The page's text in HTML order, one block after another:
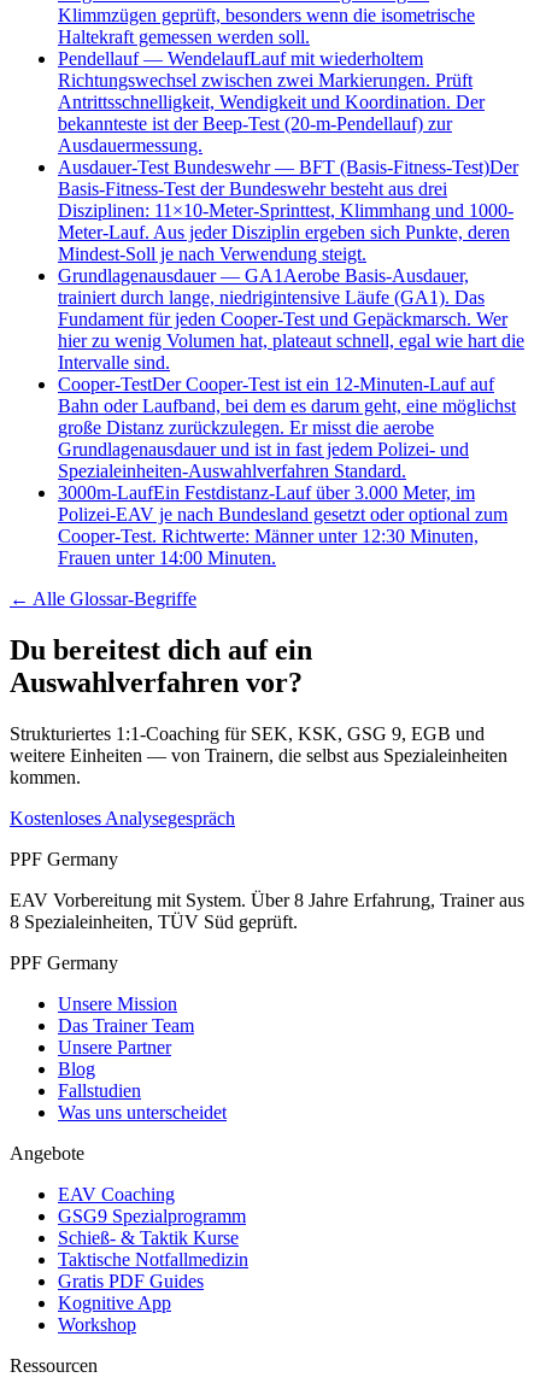
Klimmzügen geprüft, besonders wenn die isometrische
Haltekraft gemessen werden soll.
Pendellauf — WendelaufLauf mit wiederholtem
Richtungswechsel zwischen zwei Markierungen. Prüft
Antrittsschnelligkeit, Wendigkeit und Koordination. Der
bekannteste ist der Beep-Test (20-m-Pendellauf) zur
Ausdauermessung.
Ausdauer-Test Bundeswehr — BFT (Basis-Fitness-Test)Der
Basis-Fitness-Test der Bundeswehr besteht aus drei
Disziplinen: 11×10-Meter-Sprinttest, Klimmhang und 1000-
Meter-Lauf. Aus jeder Disziplin ergeben sich Punkte, deren
Mindest-Soll je nach Verwendung steigt.
Grundlagenausdauer — GA1Aerobe Basis-Ausdauer,
trainiert durch lange, niedrigintensive Läufe (GA1). Das
Fundament für jeden Cooper-Test und Gepäckmarsch. Wer
hier zu wenig Volumen hat, plateaut schnell, egal wie hart die
Intervalle sind.
Cooper-TestDer Cooper-Test ist ein 12-Minuten-Lauf auf
Bahn oder Laufband, bei dem es darum geht, eine möglichst
große Distanz zurückzulegen. Er misst die aerobe
Grundlagenausdauer und ist in fast jedem Polizei- und
Spezialeinheiten-Auswahlverfahren Standard.
3000m-LaufEin Festdistanz-Lauf über 3.000 Meter, im
Polizei-EAV je nach Bundesland gesetzt oder optional zum
Cooper-Test. Richtwerte: Männer unter 12:30 Minuten,
Frauen unter 14:00 Minuten.
← Alle Glossar-Begriffe
Du bereitest dich auf ein
Auswahlverfahren vor?
Strukturiertes 1:1-Coaching für SEK, KSK, GSG 9, EGB und
weitere Einheiten — von Trainern, die selbst aus Spezialeinheiten
kommen.
Kostenloses Analysegespräch
PPF Germany
EAV Vorbereitung mit System. Über 8 Jahre Erfahrung, Trainer aus
8 Spezialeinheiten, TÜV Süd geprüft.
PPF Germany
Unsere Mission
Das Trainer Team
Unsere Partner
Blog
Fallstudien
Was uns unterscheidet
Angebote
EAV Coaching
GSG9 Spezialprogramm
Schieß- & Taktik Kurse
Taktische Notfallmedizin
Gratis PDF Guides
Kognitive App
Workshop
Ressourcen